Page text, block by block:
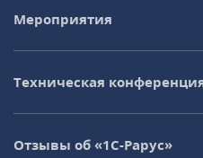
Мероприятия
Техническая
Отзывы об «1С-Рарус»